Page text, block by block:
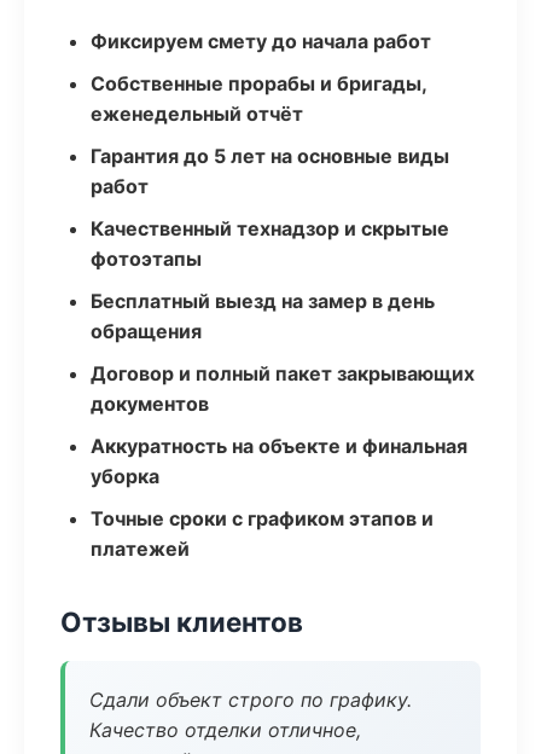
Фиксируем смету до начала работ
Собственные прорабы и бригады,
еженедельный отчёт
Гарантия до 5 лет на основные виды
работ
Качественный технадзор и скрытые
фотоэтапы
Бесплатный выезд на замер в день
обращения
Договор и полный пакет закрывающих
документов
Аккуратность на объекте и финальная
уборка
Точные сроки с графиком этапов и
платежей
Отзывы клиентов
Сдали объект строго по графику.
Качество отделки отличное,